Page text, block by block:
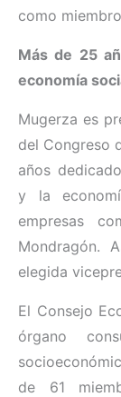
como
Más de 25
economía
Mugerza es
del Congreso
años
y la
empresas
Mondragón.
elegida
El Consejo
órgano
de 61